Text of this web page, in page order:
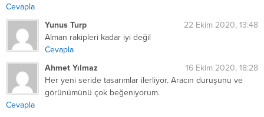
Cevapla
Yunus Turp
22 Ekim 2020, 13:48
Alman rakipleri kadar iyi değil
Cevapla
Ahmet Yılmaz
16 Ekim 2020, 18:28
Her yeni seride tasarımlar ilerliyor. Aracın duruşunu ve
görünümünü çok beğeniyorum.
Cevapla